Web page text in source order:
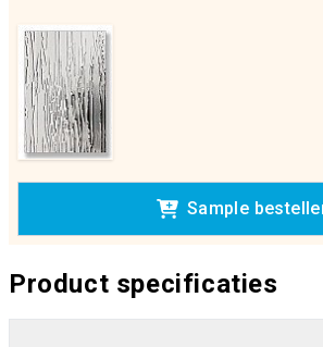
Sample
Product specificaties